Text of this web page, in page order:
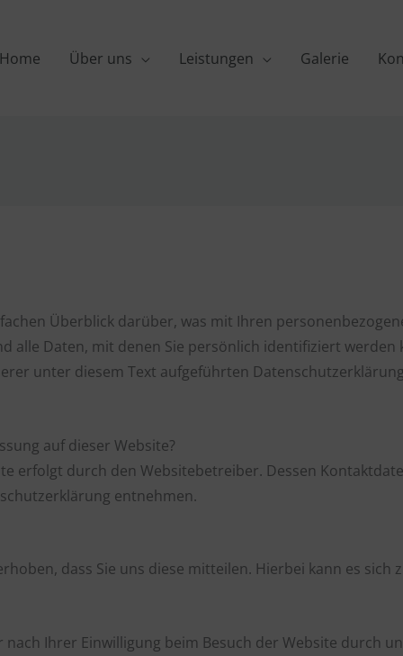
Home Über uns Leistungen Galerie
Überblick darüber, was mit Ihren
alle Daten, mit denen Sie persönlich identifiziert
unter diesem Text aufgeführten
auf dieser Website?
erfolgt durch den Websitebetreiber. Dessen
entnehmen.
dass Sie uns diese mitteilen. Hierbei kann es sich
Ihrer Einwilligung beim Besuch der Website durch